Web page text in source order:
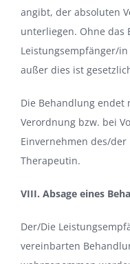
angibt, der absoluten
unterliegen. Ohne das
Leistungsempfänger/
außer dies ist
Die Behandlung endet
Verordnung bzw. bei
Einvernehmen des/
Therapeutin.
VIII. Absage eines
Der/Die
vereinbarten